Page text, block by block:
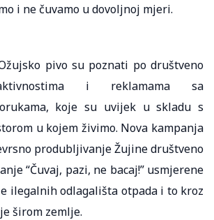
i ne čuvamo u dovoljnoj mjeri.
pivo su poznati po društveno
i reklamama sa
koje su uvijek u skladu s
u kojem živimo. Nova kampanja
produbljivanje Žujine društveno
“Čuvaj, pazi, ne bacaj!” usmjerene
ilegalnih odlagališta otpada i to kroz
širom zemlje.